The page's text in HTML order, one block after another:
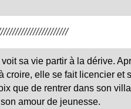
sa vie partir à la dérive.
croire, elle se fait licencier et
que de rentrer dans son
amour de jeunesse.